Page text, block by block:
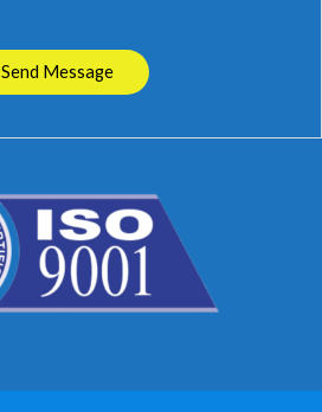
Send Message